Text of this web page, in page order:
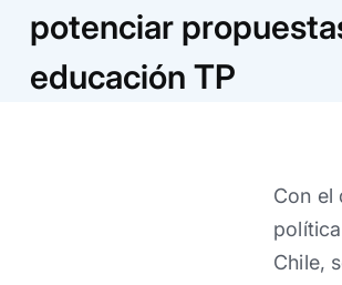
potenciar
educación TP
Con el
Chile,